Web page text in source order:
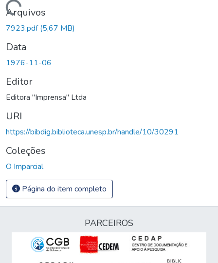
Carregando...
Arquivos
7923.pdf(5,67 MB)
Data
1976-11-06
Editor
Editora "Imprensa" Ltda
URI
https://bibdig.biblioteca.unesp.br/handle/10/30291
Coleções
O Imparcial
Página do item completo
PARCEIROS